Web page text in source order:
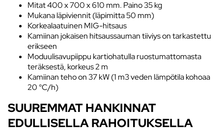
Mitat 400 x 700 x 610 mm. Paino 35 kg
Mukana läpiviennit (läpimitta 50 mm)
Korkealaatuinen MIG-hitsaus
Kamiinan jokaisen hitsaussauman tiiviys on tarkastettu
erikseen
Moduulisavupiippu kartiohatulla ruostumattomasta
teräksestä, korkeus 2 m
Kamiinan teho on 37 kW (1 m3 veden lämpötila kohoaa
20 °C/h)
SUUREMMAT HANKINNAT
EDULLISELLA RAHOITUKSELLA